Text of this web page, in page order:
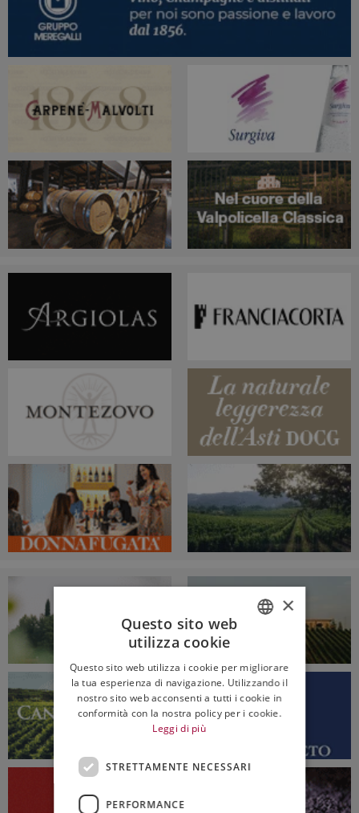
ENGLISH
×
Questo sito web
utilizza cookie
Questo sito web utilizza i cookie per migliorare
la tua esperienza di navigazione. Utilizzando il
nostro sito web acconsenti a tutti i cookie in
conformità con la nostra policy per i cookie.
Leggi di più
STRETTAMENTE NECESSARI
PERFORMANCE